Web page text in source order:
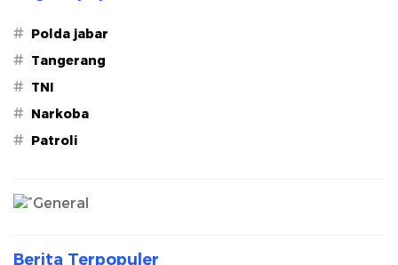
# Polda jabar
# Tangerang
# TNI
# Narkoba
# Patroli
Berita Terpopuler